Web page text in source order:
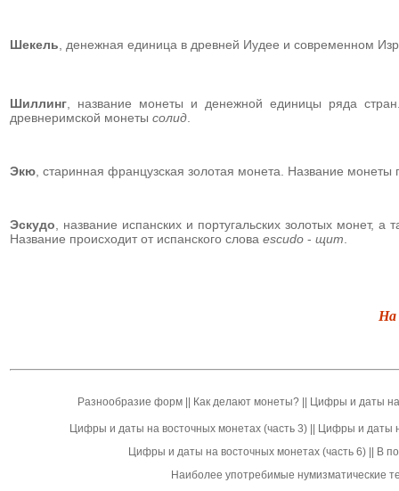
Шекель , денежная единица в древней Иудее и современном
Шиллинг , название монеты и денежной единицы ряда
древнеримской монеты солид
Экю , старинная французская золотая монета. Название
Эскудо , название испанских и португальских золотых монет,
Название происходит от испанского слова escudo - щит
На
Разнообразие форм|| Как делают монеты?|| Цифры и даты на
Цифры и даты на восточных монетах (часть 3)||
Цифры и даты
Цифры и даты на восточных монетах (часть 6)||
В
Наиболее употребимые нумизматические